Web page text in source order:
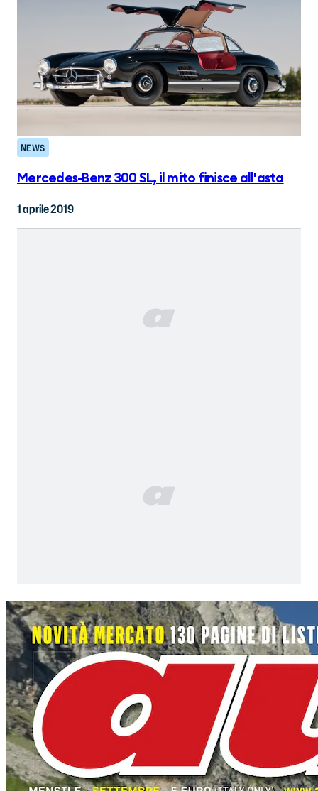
NEWS
Mercedes-Benz 300 SL, il mito finisce all'asta
1 aprile 2019